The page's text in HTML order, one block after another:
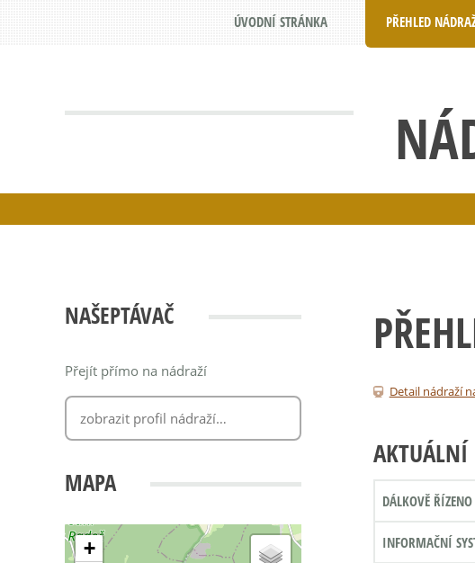
ÚVODNÍ STRÁNKA PŘEHLED
NAŠEPTÁVAČ
Přejít přímo na nádraží
MAPA
+
Detail nádraží
AKTUÁLNÍ
DÁLKOVĚ
INFORMAČNÍ